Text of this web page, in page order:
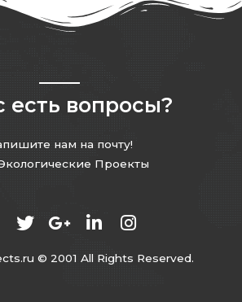
есть вопросы?
нам на почту!
Проекты
© 2001 All Rights Reserved.